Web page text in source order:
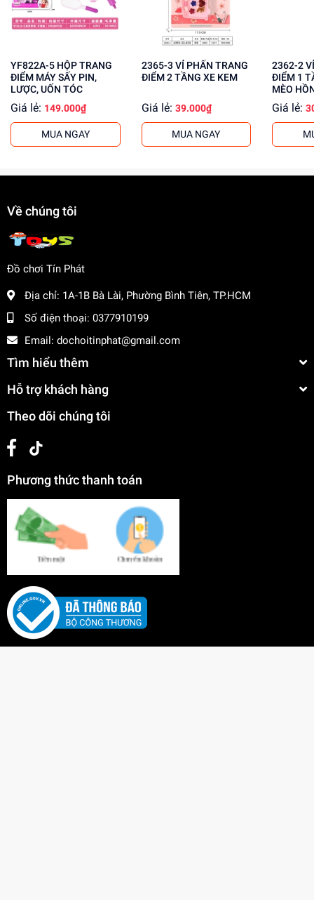
Phát triển khả năng sáng tạo và tư duy của bé
Giúp bé học cách trang điểm và chăm sóc bản thân
Tăng cường khả năng phối hợp và sử dụng các dụng
cụ
Mua ngay Vỉ Ép Trang Điểm YF745 tại dochoitinphat.com,
chúng tôi cung cấp giá sỉ cho khách buôn. Liên hệ ngay
để có giá tốt nhất!
YF822A-5 HỘP TRANG
ĐIỂM MÁY SẤY PIN,
LƯỢC, UỐN TÓC
Giá lẻ: 149.000₫
MUA NGAY
2365-3 VỈ PHẤN TRANG
ĐIỂM 2 TẦNG XE KEM
Giá lẻ: 39.000₫
MUA NGAY
2362-2 VỈ PHẤN TRANG
ĐIỂM 1
MÈO
Giá lẻ:
Về chúng tôi
Đồ chơi Tín Phát
Địa chỉ: 1A-1B Bà Lài, Phường Bình Tiên, TP.HCM
Số điện thoại: 0377910199
Email: dochoitinphat@gmail.com
Tìm hiểu thêm
Hỗ trợ khách hàng
Theo dõi chúng tôi
Phương thức thanh toán